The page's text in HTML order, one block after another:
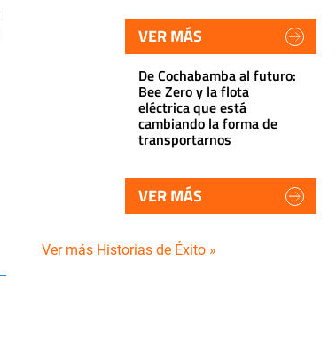
VER MÁS
De Cochabamba al futuro:
Bee Zero y la flota
eléctrica que está
cambiando la forma de
transportarnos
VER MÁS
Ver más Historias de Éxito »